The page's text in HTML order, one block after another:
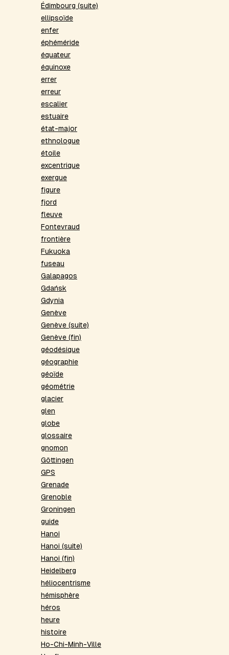
Édimbourg (suite)
ellipsoïde
enfer
éphéméride
équateur
équinoxe
errer
erreur
escalier
estuaire
état-major
ethnologue
étoile
excentrique
exergue
figure
fjord
fleuve
Fontevraud
frontière
Fukuoka
fuseau
Galapagos
Gdańsk
Gdynia
Genève
Genève (suite)
Genève (fin)
géodésique
géographie
géoïde
géométrie
glacier
glen
globe
glossaire
gnomon
Göttingen
GPS
Grenade
Grenoble
Groningen
guide
Hanoi
Hanoi (suite)
Hanoi (fin)
Heidelberg
héliocentrisme
hémisphère
héros
heure
histoire
Ho-Chi-Minh-Ville